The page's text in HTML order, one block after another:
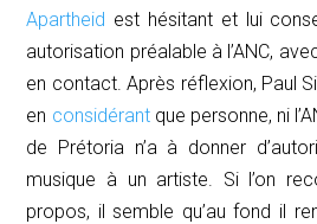
Apartheid est hésitant et lui
autorisation préalable à l’ANC,
en contact. Après réflexion, Paul
en considérantque personne, ni
de Prétoria n’a à donner
musique à un artiste. Si l’on
propos, il semble qu’au fond il